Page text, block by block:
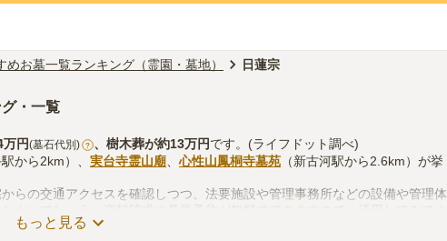
めお墓一覧ランキング（霊園・墓地） 日蓮宗
・一覧
万円(墓石代別) ? 、 樹木葬が約13万円です。(ライフドット調べ)
駅から2km）、 実台寺霊山廟 心性山鳳桐寺墓苑 （新古河駅から2.6km）が挙
らの交通アクセスを確認しつつ、法要施設や管理事務所などの設備や管理体
よいでしょう。資料請求や見学予約が無料でできますので、活用してみてく
もっと見る